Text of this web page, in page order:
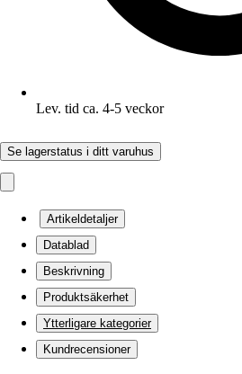
Lev. tid ca. 4-5 veckor
Se lagerstatus i ditt varuhus
Artikeldetaljer
Datablad
Beskrivning
Produktsäkerhet
Ytterligare kategorier
Kundrecensioner